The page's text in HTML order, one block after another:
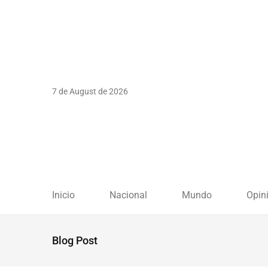
7 de August de 2026
Inicio Nacional Mundo
Blog Post